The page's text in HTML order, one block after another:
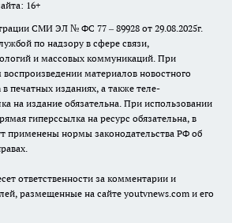
16+
СМИ ЭЛ № ФС 77 – 89928 от 29.08.2025г.
по надзору в сфере связи,
и массовых коммуникаций. При
материалов новостного
печатных изданиях, а также теле-
на издание обязательна. При использовании
гиперссылка на ресурс обязательна, в
применены нормы законодательства РФ об
ответственности за комментарии и
размещенные на сайте youtvnews.com и его